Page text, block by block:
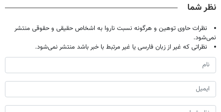
نظر شما
نظرات حاوی توهین و هرگونه نسبت ناروا به اشخاص حقیقی و حقوقی منتشر
نمی‌شود.
نظراتی که غیر از زبان فارسی یا غیر مرتبط با خبر باشد منتشر نمی‌شود.